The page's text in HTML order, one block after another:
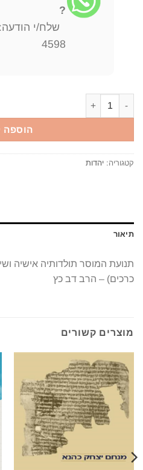
?
4598
הוספה
קטגוריה: יהדות
תיאור
תנועת המוסר תולדותיה אישיה
כרכים) – הרב דב כץ
מוצרים קשורים